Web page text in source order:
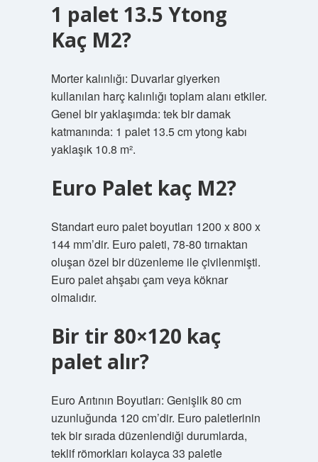
1 palet 13.5 Ytong
Kaç M2?
Morter kalınlığı: Duvarlar giyerken
kullanılan harç kalınlığı toplam alanı etkiler.
Genel bir yaklaşımda: tek bir damak
katmanında: 1 palet 13.5 cm ytong kabı
yaklaşık 10.8 m².
Euro Palet kaç M2?
Standart euro palet boyutları 1200 x 800 x
144 mm’dir. Euro paleti, 78-80 tırnaktan
oluşan özel bir düzenleme ile çivilenmişti.
Euro palet ahşabı çam veya köknar
olmalıdır.
Bir tir 80×120 kaç
palet alır?
Euro Arıtının Boyutları: Genişlik 80 cm
uzunluğunda 120 cm’dir. Euro paletlerinin
tek bir sırada düzenlendiği durumlarda,
teklif römorkları kolayca 33 paletle